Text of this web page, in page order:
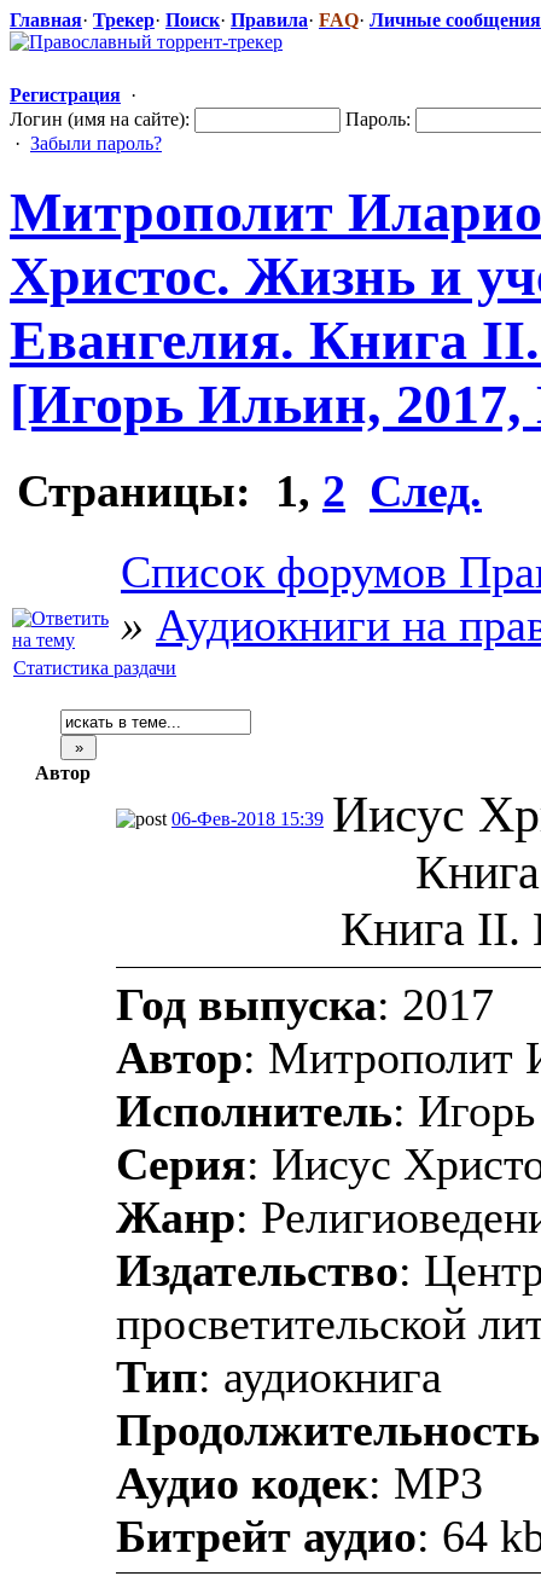
Главная· Трекер· Поиск· Правила· FAQ· Личные сообщения
Регистрация ·
Логин (имя на сайте):
Пароль:
· Забыли пароль?
Митрополит
Христос. Жизнь и
Евангелия. Книга
[Игорь Ильин, 2017,
Страницы: 1, 2 След.
Список форумов
» Аудиокниги на
Статистика раздачи
Автор
06-Фев-2018 15:39 Иисус
Книга II.
Год выпуска: 2017
Автор: Митрополит
Исполнитель:
Серия: Иисус
Жанр:
Издательство:
просветительской
Тип: аудиокнига
Продолжительность
Аудио кодек: MP3
Битрейт аудио: 64